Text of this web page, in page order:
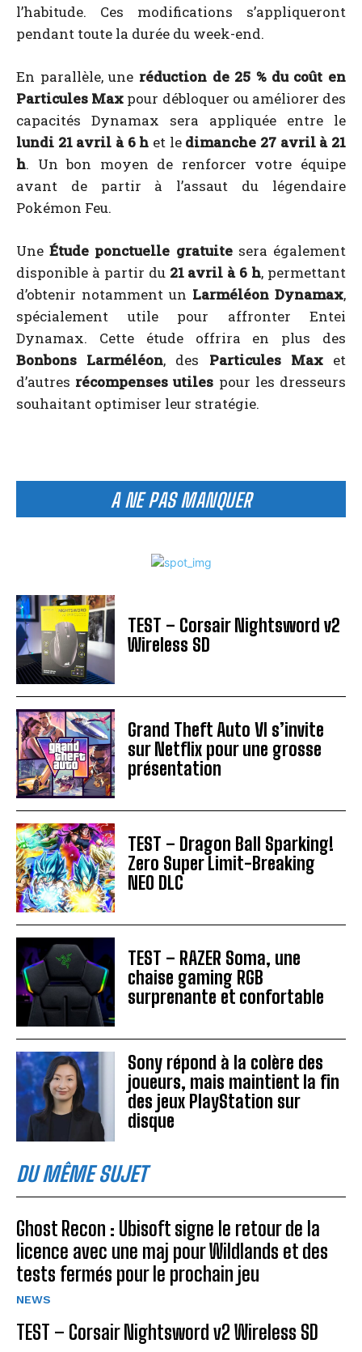
A NE PAS MANQUER
TEST – Corsair Nightsword v2
Wireless SD
Grand Theft Auto VI s’invite
sur Netflix pour une grosse
présentation
TEST – Dragon Ball Sparking!
Zero Super Limit-Breaking
NEO DLC
TEST – RAZER Soma, une
chaise gaming RGB
surprenante et confortable
Sony répond à la colère des
joueurs, mais maintient la fin
des jeux PlayStation sur
disque
DU MÊME SUJET
Ghost Recon : Ubisoft signe le retour de la
licence avec une maj pour Wildlands et des
tests fermés pour le prochain jeu
NEWS
TEST – Corsair Nightsword v2 Wireless SD
l’habitude. Ces modifications s’appliqueront
pendant toute la durée du week-end.
En parallèle, une réduction de 25 % du coût en
Particules Max pour débloquer ou améliorer des
capacités Dynamax sera appliquée entre le
lundi 21 avril à 6 h et le dimanche 27 avril à 21
h. Un bon moyen de renforcer votre équipe
avant de partir à l’assaut du légendaire
Pokémon Feu.
UneÉtude ponctuelle gratuitesera également
disponible à partir du 21 avril à 6 h, permettant
d’obtenir notamment un Larméléon Dynamax,
spécialement utile pour affronter Entei
Dynamax. Cette étude offrira en plus des
Bonbons Larméléon, des Particules Maxet
d’autres récompenses utiles pour les dresseurs
souhaitant optimiser leur stratégie.